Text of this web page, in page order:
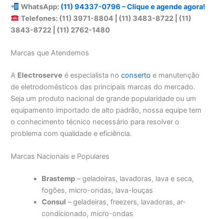
WhatsApp: (11) 94337-0796 – Clique e agende agora!
Telefones: (11) 3971-8804 | (11) 3483-8722 | (11)
3843-8722 | (11) 2762-1480
Marcas que Atendemos
A Electroserve é especialista noconserto e manutenção
de eletrodomésticos das principais marcas do mercado.
Seja um produto nacional de grande popularidade ou um
equipamento importado de alto padrão, nossa equipe tem
o conhecimento técnico necessário para resolver o
problema com qualidade e eficiência.
Marcas Nacionais e Populares
Brastemp – geladeiras, lavadoras, lava e seca,
fogões, micro-ondas, lava-louças
Consul – geladeiras, freezers, lavadoras, ar-
condicionado, micro-ondas